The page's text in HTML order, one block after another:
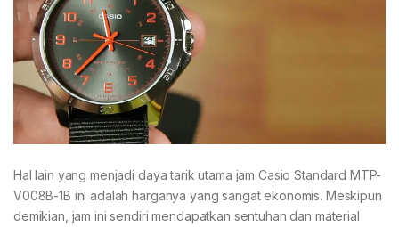
Hal lain yang menjadi daya tarik utama jam Casio Standard MTP-
V008B-1B ini adalah harganya yang sangat ekonomis. Meskipun
demikian, jam ini sendiri mendapatkan sentuhan dan material